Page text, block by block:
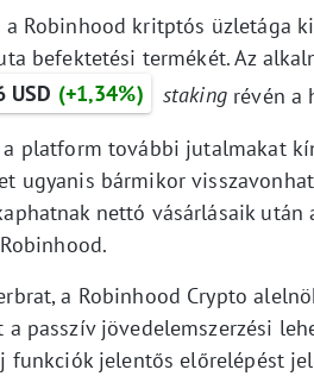
a Robinhood kritptós üzletága
befektetési termékét. Az
USD (+1,34%) stakingrévén a
a platform további jutalmakat
ugyanis bármikor
nettó vásárlásaik
a Robinhood Crypto
a passzív jövedelemszerzési
funkciók jelentős előrelépést